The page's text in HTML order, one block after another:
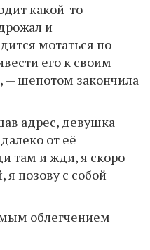
какой-то
и
мотаться по
его к своим
шепотом закончила
адрес, девушка
от её
там и жди, я скоро
я позову с собой
облегчением